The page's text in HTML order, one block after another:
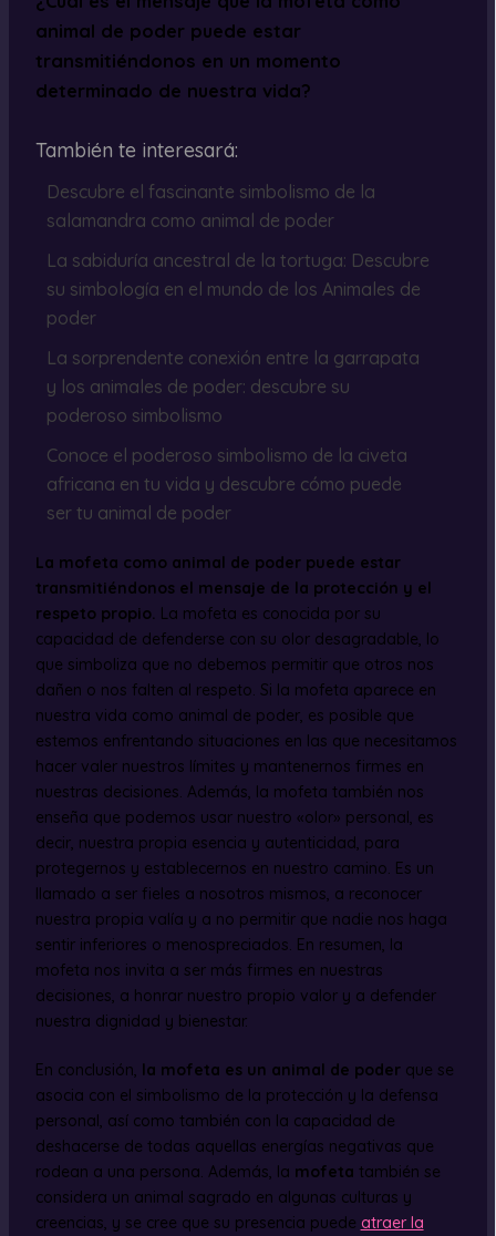
animal de poder puede estar
transmitiéndonos en un momento
determinado de nuestra vida?
También te interesará:
Descubre el fascinante simbolismo de la
salamandra como animal de poder
La sabiduría ancestral de la tortuga: Descubre
su simbología en el mundo de los Animales de
poder
La sorprendente conexión entre la garrapata
y los animales de poder: descubre su
poderoso simbolismo
Conoce el poderoso simbolismo de la civeta
africana en tu vida y descubre cómo puede
ser tu animal de poder
La mofeta como animal de poder puede estar
transmitiéndonos el mensaje de la protección y el
respeto propio. La mofeta es conocida por su
capacidad de defenderse con su olor desagradable, lo
que simboliza que no debemos permitir que otros nos
dañen o nos falten al respeto. Si la mofeta aparece en
nuestra vida como animal de poder, es posible que
estemos enfrentando situaciones en las que necesitamos
hacer valer nuestros límites y mantenernos firmes en
nuestras decisiones. Además, la mofeta también nos
enseña que podemos usar nuestro «olor» personal, es
decir, nuestra propia esencia y autenticidad, para
protegernos y establecernos en nuestro camino. Es un
llamado a ser fieles a nosotros mismos, a reconocer
nuestra propia valía y a no permitir que nadie nos haga
sentir inferiores o menospreciados. En resumen, la
mofeta nos invita a ser más firmes en nuestras
decisiones, a honrar nuestro propio valor y a defender
nuestra dignidad y bienestar.
En conclusión, la mofeta es un animal de poderque se
asocia con el simbolismo de la protección y la defensa
personal, así como también con la capacidad de
deshacerse de todas aquellas energías negativas que
rodean a una persona. Además, la mofeta también se
considera un animal sagrado en algunas culturas y
creencias, y se cree que su presencia puede atraer la